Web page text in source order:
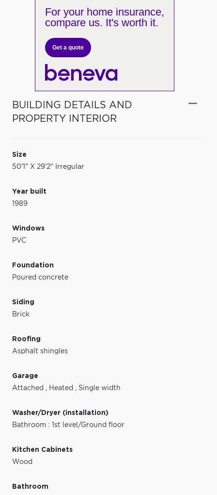
For your home insurance,
compare us. It's worth it.
Get a quote
BUILDING DETAILS AND
PROPERTY INTERIOR
Size
50'1" X 29'2" Irregular
Year built
1989
Windows
PVC
Foundation
Poured concrete
Siding
Brick
Roofing
Asphalt shingles
Garage
Attached , Heated , Single width
Washer/Dryer (installation)
Bathroom : 1st level/Ground floor
Kitchen Cabinets
Wood
Bathroom